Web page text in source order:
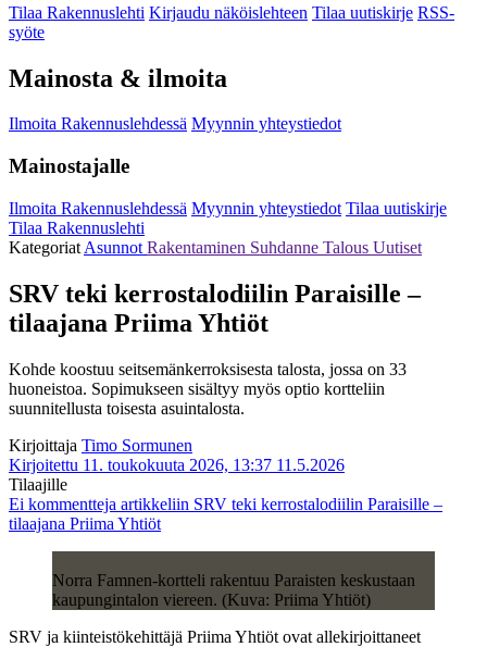
Tilaa Rakennuslehti Kirjaudu näköislehteen Tilaa uutiskirje RSS-
syöte
Mainosta & ilmoita
Ilmoita Rakennuslehdessä Myynnin yhteystiedot
Mainostajalle
Ilmoita Rakennuslehdessä Myynnin yhteystiedot Tilaa uutiskirje
Tilaa Rakennuslehti
Kategoriat Asunnot Rakentaminen Suhdanne Talous Uutiset
SRV teki kerrostalodiilin Paraisille –
tilaajana Priima Yhtiöt
Kohde koostuu seitsemänkerroksisesta talosta, jossa on 33
huoneistoa. Sopimukseen sisältyy myös optio kortteliin
suunnitellusta toisesta asuintalosta.
Kirjoittaja Timo Sormunen
Kirjoitettu 11. toukokuuta 2026, 13:37 11.5.2026
Tilaajille
Ei kommentteja artikkeliin SRV teki kerrostalodiilin Paraisille –
tilaajana Priima Yhtiöt
Norra Famnen-kortteli rakentuu Paraisten keskustaan
kaupungintalon viereen. (Kuva: Priima Yhtiöt)
SRV ja kiinteistökehittäjä Priima Yhtiöt ovat allekirjoittaneet